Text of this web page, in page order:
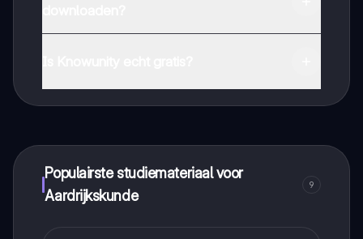
Populairste studiemateriaal voor
Aardrijkskunde
9